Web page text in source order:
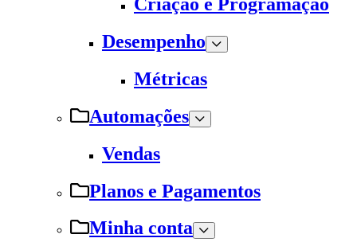
Desempenho
Métricas
Automações
Vendas
Planos e Pagamentos
Minha conta